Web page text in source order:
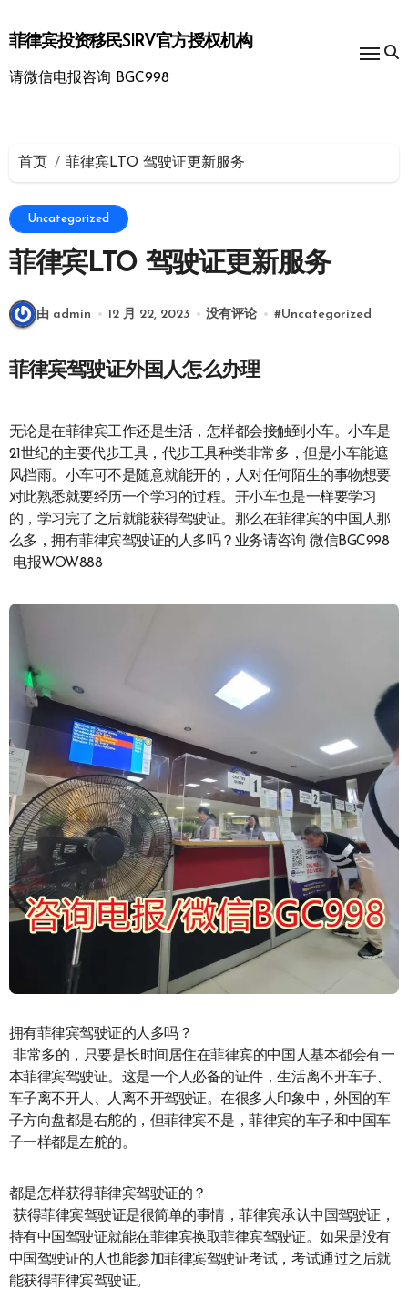
到
内
菲律宾投资移民SIRV官方授权机构
请微信电报咨询 BGC998
首页 菲律宾LTO 驾驶证更新服务
Uncategorized
菲律宾LTO 驾驶证更新服务
由 admin 12 月 22, 2023 没有评论 #Uncategorized
菲律宾驾驶证外国人怎么办理
无论是在菲律宾工作还是生活，怎样都会接触到小车。小车是
21世纪的主要代步工具，代步工具种类非常多，但是小车能遮
风挡雨。小车可不是随意就能开的，人对任何陌生的事物想要
对此熟悉就要经历一个学习的过程。开小车也是一样要学习
的，学习完了之后就能获得驾驶证。那么在菲律宾的中国人那
么多，拥有菲律宾驾驶证的人多吗？业务请咨询 微信BGC998
电报WOW888
拥有菲律宾驾驶证的人多吗？
非常多的，只要是长时间居住在菲律宾的中国人基本都会有一
本菲律宾驾驶证。这是一个人必备的证件，生活离不开车子、
车子离不开人、人离不开驾驶证。在很多人印象中，外国的车
子方向盘都是右舵的，但菲律宾不是，菲律宾的车子和中国车
子一样都是左舵的。
都是怎样获得菲律宾驾驶证的？
获得菲律宾驾驶证是很简单的事情，菲律宾承认中国驾驶证，
持有中国驾驶证就能在菲律宾换取菲律宾驾驶证。如果是没有
中国驾驶证的人也能参加菲律宾驾驶证考试，考试通过之后就
能获得菲律宾驾驶证。